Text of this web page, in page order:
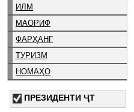
ИЛМ
МАОРИФ
ФАРҲАНГ
ТУРИЗМ
НОМАҲО
ПРЕЗИДЕНТИ ҶТ